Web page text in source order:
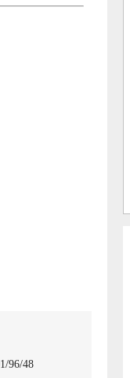
96/48